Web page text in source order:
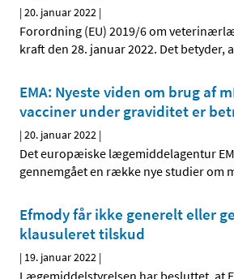
|20. januar 2022 |
Forordning (EU) 2019/6 om
kraft den 28. januar 2022. Det betyder,
EMA: Nyeste viden om brug af
vacciner under graviditet er
|20. januar 2022 |
Det europæiske lægemiddelagentur
gennemgået en række nye studier om
Efmody får ikke generelt eller
klausuleret tilskud
| 19. januar 2022 |